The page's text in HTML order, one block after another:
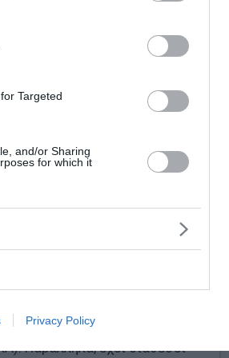
Targeted
and/or Sharing
for which it
Privacy Policy
αποτελεί βασικό εργαλείο
Ιδιαίτερη έμφαση
βιομετρικής βάσης
διαδικασίες ελέγχου και
αιτούντων άσυλο,
αποτελεί
οφείλουν να συμβάλουν
Ασύλου και της
συνεργάζεται στενά με τα
της Ευρωπαϊκής Ένωσης
Παράλληλα, έχει διαθέσει